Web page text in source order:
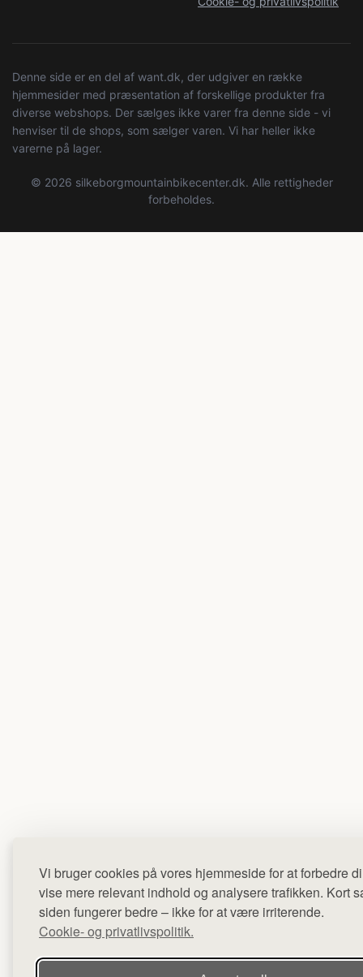
Vi bruger cookies på vores hjemmeside for at forbedre
vise mere relevant indhold og analysere trafikken. Kort
siden fungerer bedre – ikke for at være irriterende.
Cookie- og privatlivspolitik.
Denne side er en del af want.dk, der udgiver en række
hjemmesider med præsentation af forskellige produkter fra
diverse webshops. Der sælges ikke varer fra denne side - vi
henviser til de shops, som sælger varen. Vi har heller ikke
varerne på lager.
© 2026 silkeborgmountainbikecenter.dk. Alle rettigheder
forbeholdes.